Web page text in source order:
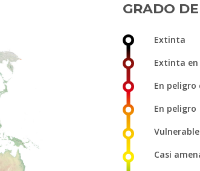
GRADO
Extinta
Extinta
En peligro
En peligro
Vulnerable
Casi